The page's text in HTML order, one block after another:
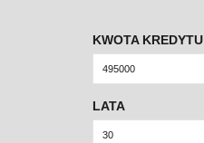
KWOTA KREDYTU
LATA